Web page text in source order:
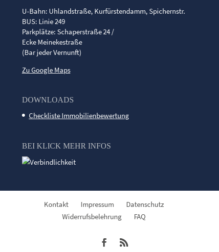
U-Bahn: Uhlandstraße, Kurfürstendamm, Spichernstr.
BUS: Linie 249
Parkplätze: Schaperstraße 24 /
Ecke Meinekestraße
(Bar jeder Vernunft)
Zu Google Maps
DOWNLOADS
Checkliste Immobilienbewertung
BEI KLICK MEHR INFOS
Kontakt Impressum
Datenschutz
Widerrufsbelehrung
FAQ